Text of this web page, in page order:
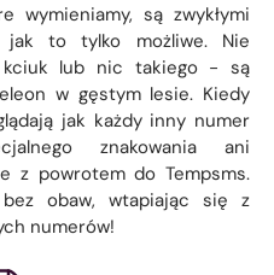
wymieniamy, są zwykłymi
jak to tylko możliwe. Nie
kciuk lub nic takiego - są
w gęstym lesie. Kiedy
jak każdy inny numer
znakowania ani
z powrotem do Tempsms.
obaw, wtapiając się z
numerów!